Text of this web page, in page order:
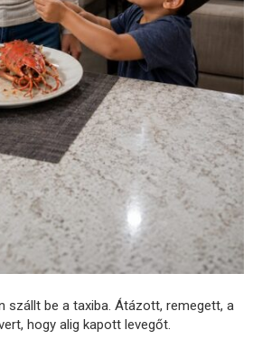
szállt be a taxiba. Átázott, remegett, a
hogy alig kapott levegőt.